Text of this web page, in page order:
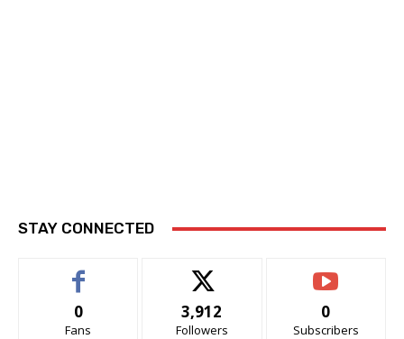
STAY CONNECTED
0
Fans
3,912
Followers
0
Subscribers